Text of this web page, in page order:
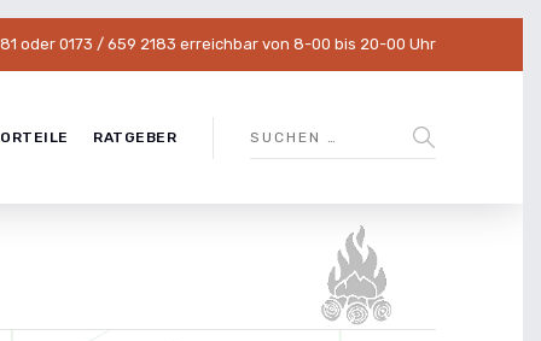
oder 0173 / 659 2183 erreichbar von 8-00 bis 20-00 Uhr
RATGEBER